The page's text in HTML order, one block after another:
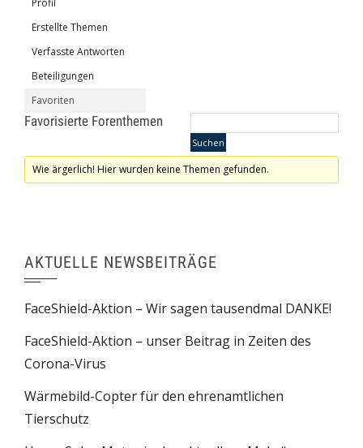
Profil
Erstellte Themen
Verfasste Antworten
Beteiligungen
Favoriten
Favorisierte Forenthemen
Wie ärgerlich! Hier wurden keine Themen gefunden.
AKTUELLE NEWSBEITRÄGE
FaceShield-Aktion – Wir sagen tausendmal DANKE!
FaceShield-Aktion – unser Beitrag in Zeiten des
Corona-Virus
Wärmebild-Copter für den ehrenamtlichen
Tierschutz